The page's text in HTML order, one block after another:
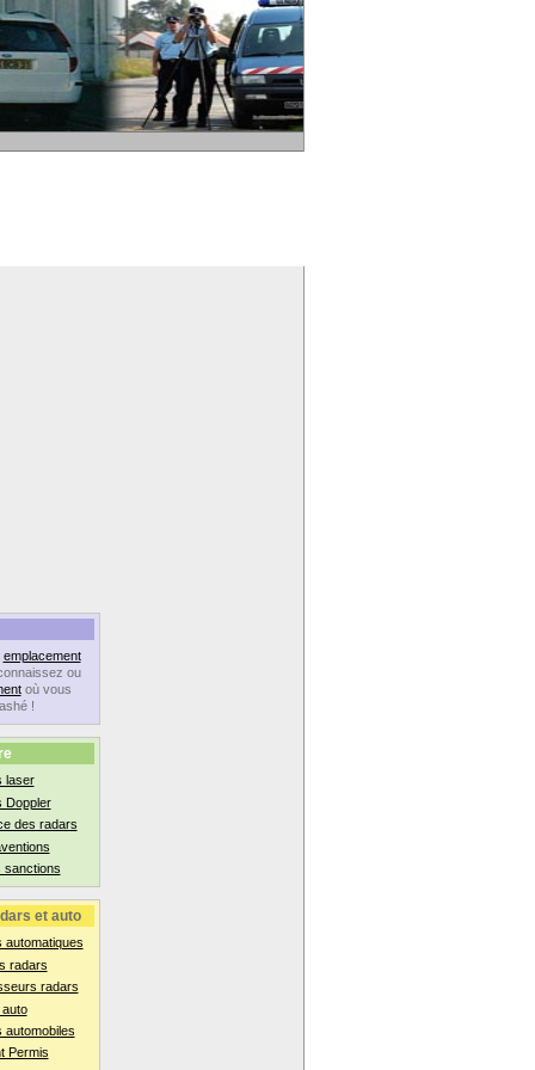
emplacement
ou
où vous
!
laser
Doppler
des radars
sanctions
et auto
automatiques
radars
radars
automobiles
Permis